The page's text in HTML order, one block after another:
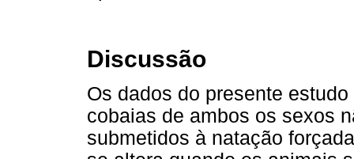
Discussão
Os dados do presente
cobaias de ambos os sexos
submetidos à natação